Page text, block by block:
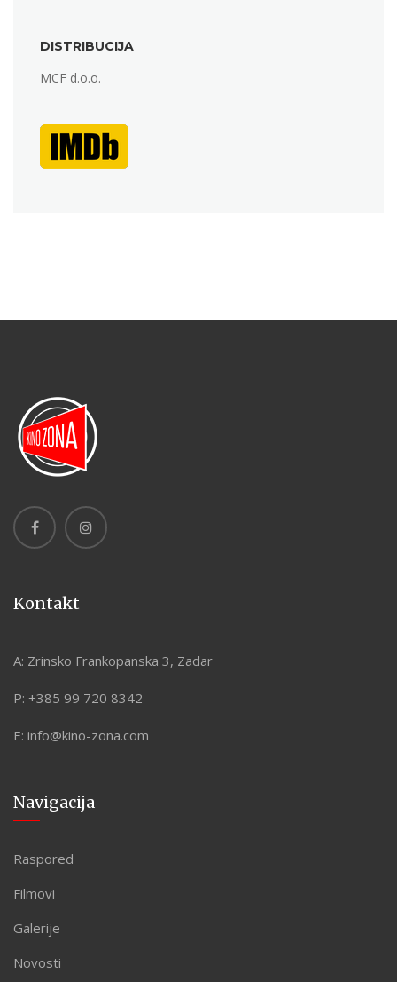
DISTRIBUCIJA
MCF d.o.o.
Kontakt
A: Zrinsko Frankopanska 3, Zadar
P: +385 99 720 8342
E: info@kino-zona.com
Navigacija
Raspored
Filmovi
Galerije
Novosti